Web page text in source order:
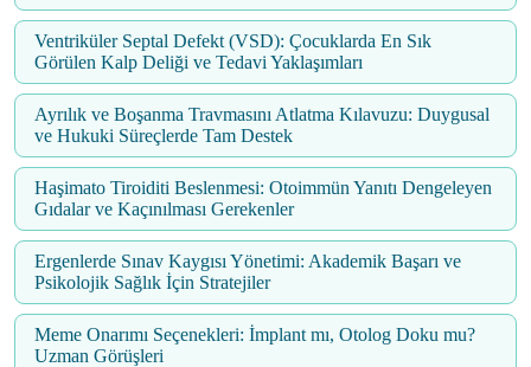
Ventriküler Septal Defekt (VSD): Çocuklarda En Sık
Görülen Kalp Deliği ve Tedavi Yaklaşımları
Ayrılık ve Boşanma Travmasını Atlatma Kılavuzu: Duygusal
ve Hukuki Süreçlerde Tam Destek
Haşimato Tiroiditi Beslenmesi: Otoimmün Yanıtı Dengeleyen
Gıdalar ve Kaçınılması Gerekenler
Ergenlerde Sınav Kaygısı Yönetimi: Akademik Başarı ve
Psikolojik Sağlık İçin Stratejiler
Meme Onarımı Seçenekleri: İmplant mı, Otolog Doku mu?
Uzman Görüşleri